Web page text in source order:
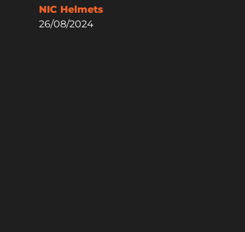
NIC Helmets
26/08/2024